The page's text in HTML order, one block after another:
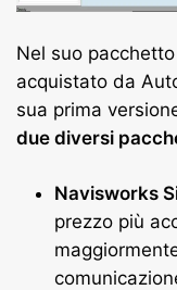
Nel suo
acquistato da
sua prima
due diversi
Navisworks
prezzo più